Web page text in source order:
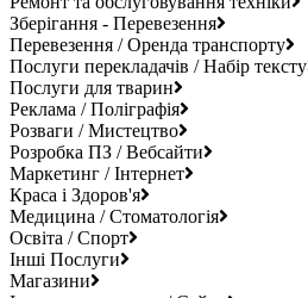
Зберігання - Перевезення
Перевезення / Оренда транспорту
Послуги перекладачів / Набір тексту
Послуги для тварин
Реклама / Поліграфія
Розваги / Мистецтво
Розробка ПЗ / Вебсайти
Маркетинг / Інтернет
Краса і Здоров'я
Медицина / Стоматологія
Освіта / Спорт
Інші Послуги
Магазини